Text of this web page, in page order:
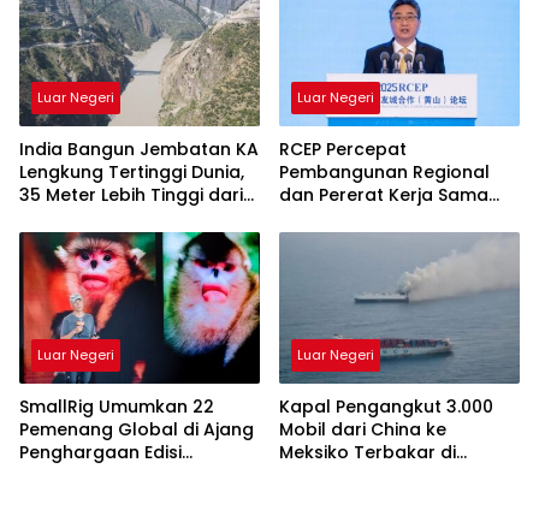
Luar Negeri
India Bangun Jembatan KA
Lengkung Tertinggi Dunia,
35 Meter Lebih Tinggi dari
Luar Negeri
RCEP Percepat
Pembangunan Regional
dan Pererat Kerja Sama
Luar Negeri
SmallRig Umumkan 22
Pemenang Global di Ajang
Penghargaan Edisi
Luar Negeri
Kapal Pengangkut 3.000
Mobil dari China ke
Meksiko Terbakar di